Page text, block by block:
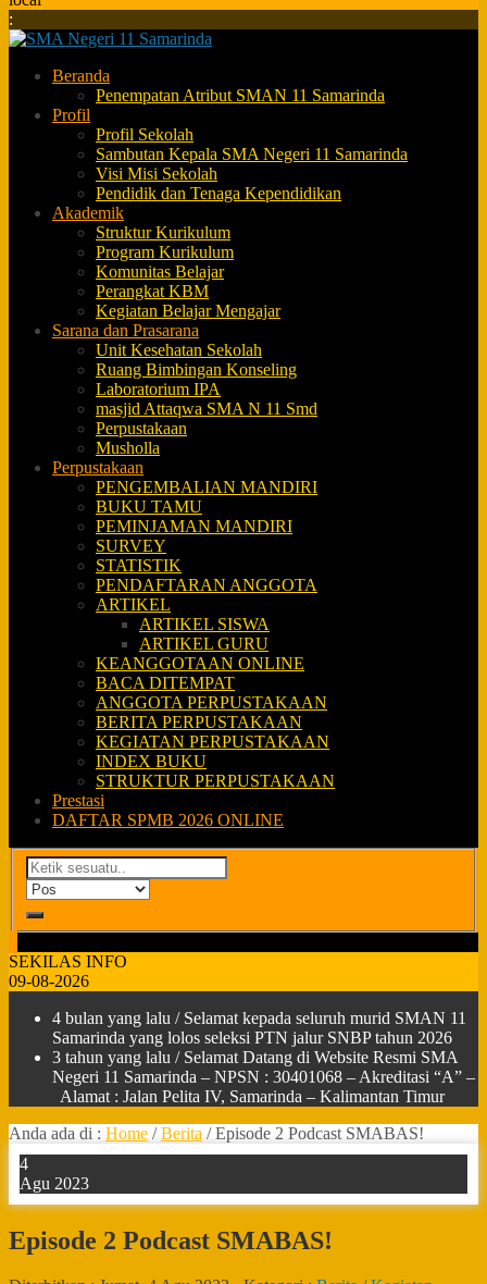
:
Beranda
Penempatan Atribut SMAN 11 Samarinda
Profil
Profil Sekolah
Sambutan Kepala SMA Negeri 11 Samarinda
Visi Misi Sekolah
Pendidik dan Tenaga Kependidikan
Akademik
Struktur Kurikulum
Program Kurikulum
Komunitas Belajar
Perangkat KBM
Kegiatan Belajar Mengajar
Sarana dan Prasarana
Unit Kesehatan Sekolah
Ruang Bimbingan Konseling
Laboratorium IPA
masjid Attaqwa SMA N 11 Smd
Perpustakaan
Musholla
Perpustakaan
PENGEMBALIAN MANDIRI
BUKU TAMU
PEMINJAMAN MANDIRI
SURVEY
STATISTIK
PENDAFTARAN ANGGOTA
ARTIKEL
ARTIKEL SISWA
ARTIKEL GURU
KEANGGOTAAN ONLINE
BACA DITEMPAT
ANGGOTA PERPUSTAKAAN
BERITA PERPUSTAKAAN
KEGIATAN PERPUSTAKAAN
INDEX BUKU
STRUKTUR PERPUSTAKAAN
Prestasi
DAFTAR SPMB 2026 ONLINE
SEKILAS INFO
09-08-2026
4 bulan yang lalu / Selamat kepada seluruh murid SMAN 11
Samarinda yang lolos seleksi PTN jalur SNBP tahun 2026
3 tahun yang lalu / Selamat Datang di Website Resmi SMA
Negeri 11 Samarinda – NPSN : 30401068 – Akreditasi “A” –
Alamat : Jalan Pelita IV, Samarinda – Kalimantan Timur
Anda ada di : Home /Berita /Episode 2 Podcast SMABAS!
4
Agu 2023
Episode 2 Podcast SMABAS!